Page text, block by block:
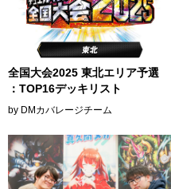
全国大会2025 東北エリア予選
：TOP16デッキリスト
by DMカバレージチーム